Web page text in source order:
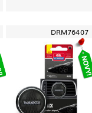
DRM76407